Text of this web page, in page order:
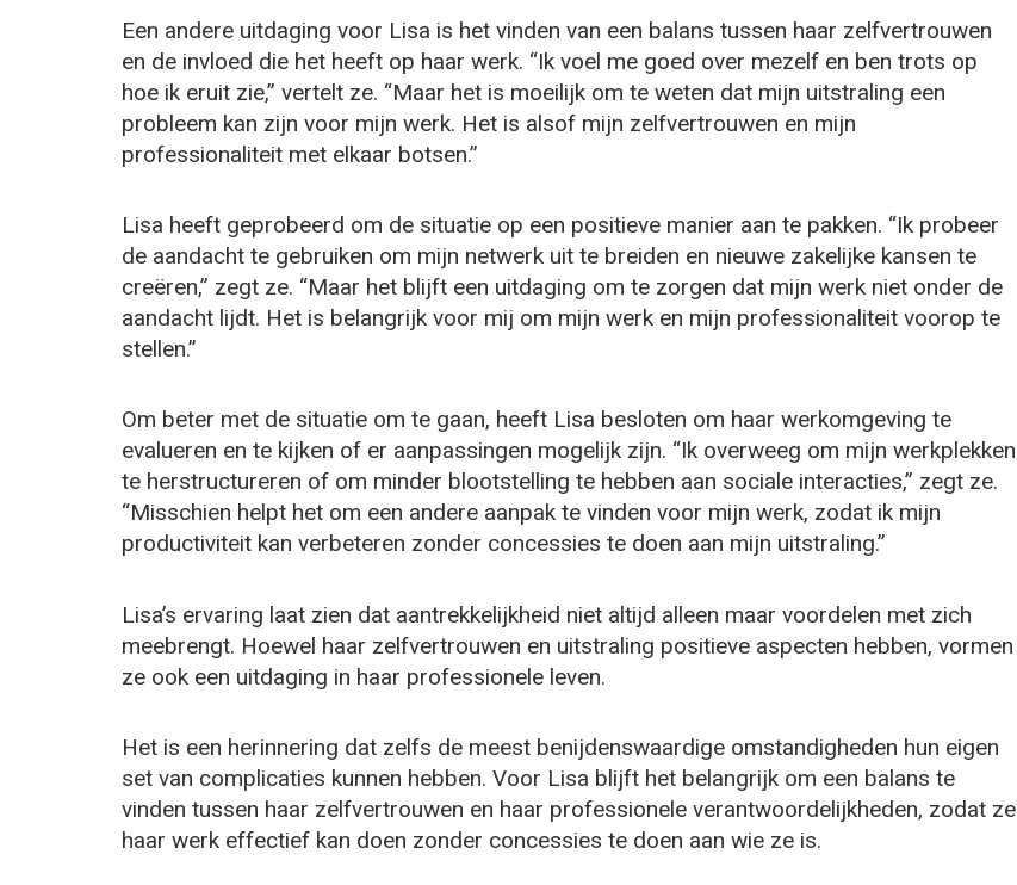
Een andere uitdaging voor Lisa is het vinden van een balans tussen haar zelfvertrouwen
en de invloed die het heeft op haar werk. “Ik voel me goed over mezelf en ben trots op
hoe ik eruit zie,” vertelt ze. “Maar het is moeilijk om te weten dat mijn uitstraling een
probleem kan zijn voor mijn werk. Het is alsof mijn zelfvertrouwen en mijn
professionaliteit met elkaar botsen.”
Lisa heeft geprobeerd om de situatie op een positieve manier aan te pakken. “Ik probeer
de aandacht te gebruiken om mijn netwerk uit te breiden en nieuwe zakelijke kansen te
creëren,” zegt ze. “Maar het blijft een uitdaging om te zorgen dat mijn werk niet onder de
aandacht lijdt. Het is belangrijk voor mij om mijn werk en mijn professionaliteit voorop te
stellen.”
Om beter met de situatie om te gaan, heeft Lisa besloten om haar werkomgeving te
evalueren en te kijken of er aanpassingen mogelijk zijn. “Ik overweeg om mijn werkplekken
te herstructureren of om minder blootstelling te hebben aan sociale interacties,” zegt ze.
“Misschien helpt het om een andere aanpak te vinden voor mijn werk, zodat ik mijn
productiviteit kan verbeteren zonder concessies te doen aan mijn uitstraling.”
Lisa’s ervaring laat zien dat aantrekkelijkheid niet altijd alleen maar voordelen met zich
meebrengt. Hoewel haar zelfvertrouwen en uitstraling positieve aspecten hebben, vormen
ze ook een uitdaging in haar professionele leven.
Het is een herinnering dat zelfs de meest benijdenswaardige omstandigheden hun eigen
set van complicaties kunnen hebben. Voor Lisa blijft het belangrijk om een balans te
vinden tussen haar zelfvertrouwen en haar professionele verantwoordelijkheden, zodat ze
haar werk effectief kan doen zonder concessies te doen aan wie ze is.